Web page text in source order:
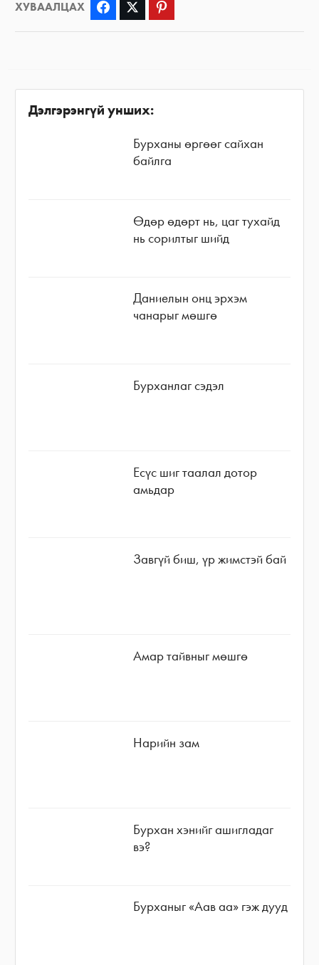
ХУВААЛЦАХ Facebook Twitter
Дэлгэрэнгүй унших:
Бурханы өргөөг сайхан
байлга
Өдөр өдөрт нь, цаг тухайд
нь сорилтыг шийд
Даниелын онц эрхэм
чанарыг мөшгө
Бурханлаг сэдэл
Есүс шиг таалал дотор
амьдар
Завгүй биш, үр жимстэй бай
Амар тайвныг мөшгө
Нарийн зам
Бурхан хэнийг ашигладаг
вэ?
Бурханыг «Аав аа» гэж дууд